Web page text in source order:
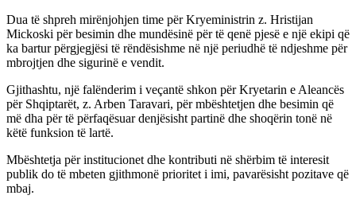
Dua të shpreh mirënjohjen time për Kryeministrin z. Hristijan
Mickoski për besimin dhe mundësinë për të qenë pjesë e një ekipi që
ka bartur përgjegjësi të rëndësishme në një periudhë të ndjeshme për
mbrojtjen dhe sigurinë e vendit.
Gjithashtu, një falënderim i veçantë shkon për Kryetarin e Aleancës
për Shqiptarët, z. Arben Taravari, për mbështetjen dhe besimin që
më dha për të përfaqësuar denjësisht partinë dhe shoqërin tonë në
këtë funksion të lartë.
Mbështetja për institucionet dhe kontributi në shërbim të interesit
publik do të mbeten gjithmonë prioritet i imi, pavarësisht pozitave që
mbaj.